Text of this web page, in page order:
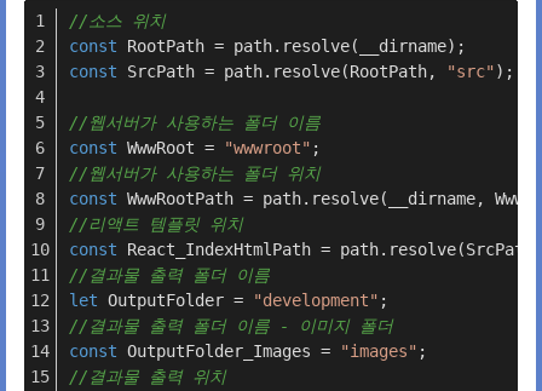
//소스 위치
const
RootPath = path. resolve(__dirname);
const
SrcPath = path. resolve(RootPath, "src" );
//웹서버가 사용하는 폴더 이름
const WwwRoot = "wwwroot" ;
//웹서버가 사용하는 폴더 위치
const WwwRootPath = path. resolve(__dirname,
//리액트 템플릿 위치
const
React _IndexHtmlPath = path. resolve(SrcPath
//결과물 출력 폴더 이름
let OutputFolder = "development" ;
//결과물 출력 폴더 이름 - 이미지 폴더
const OutputFolder _Images = "images" ;
//결과물 출력 위치